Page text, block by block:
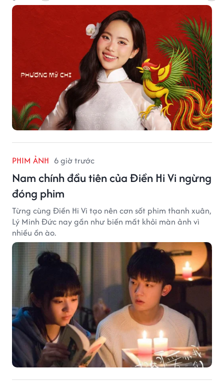
PHIM ẢNH 6 giờ trước
Nam chính đầu tiên của Điền Hi Vi ngừng
đóng phim
Từng cùng Điền Hi Vi tạo nên cơn sốt phim thanh xuân,
Lý Minh Đức nay gần như biến mất khỏi màn ảnh vì
nhiều ồn ào.